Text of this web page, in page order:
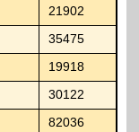
21902
35475
19918
30122
82036